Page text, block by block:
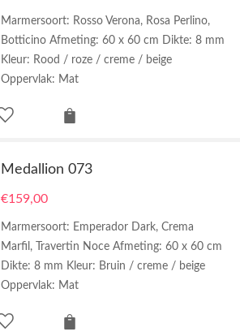
Marmersoort: Rosso Verona, Rosa Perlino,
Botticino Afmeting: 60 x 60 cm Dikte: 8 mm
Kleur: Rood / roze / creme / beige
Oppervlak: Mat
Medallion 073
€159,00
Marmersoort: Emperador Dark, Crema
Marfil, Travertin Noce Afmeting: 60 x 60 cm
Dikte: 8 mm Kleur: Bruin / creme / beige
Oppervlak: Mat